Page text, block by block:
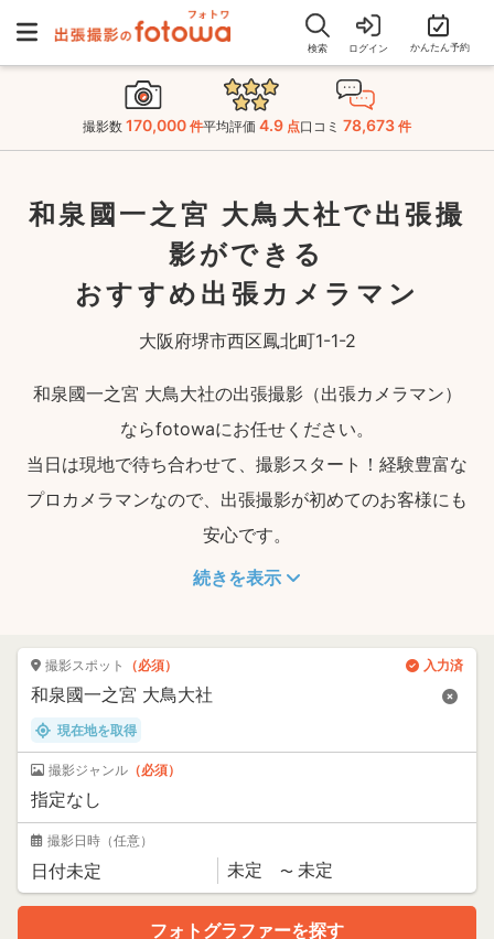
検索 ログイン かんたん予約
撮影数 170,000 件平均評価 4.9 点口コミ 78,673 件
和泉國一之宮 大鳥大社で出張撮
影ができる
おすすめ出張カメラマン
大阪府堺市西区鳳北町1-1-2
和泉國一之宮 大鳥大社の出張撮影（出張カメラマン）
ならfotowaにお任せください。
当日は現地で待ち合わせて、撮影スタート！経験豊富な
プロカメラマンなので、出張撮影が初めてのお客様にも
安心です。
続きを表示
撮影スポット （必須） 入力済
現在地を取得
撮影ジャンル （必須）
撮影日時 （任意）